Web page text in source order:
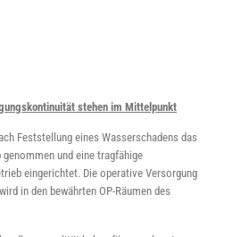
stehen im Mittelpunkt
Feststellung eines Wasserschadens das
und eine tragfähige
eingerichtet. Die operative Versorgung
in den bewährten OP-Räumen des